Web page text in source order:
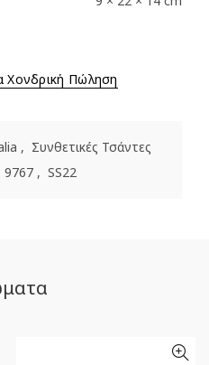
Χονδρική Πώληση
, Συνθετικές Τσάντες
9767 , SS22